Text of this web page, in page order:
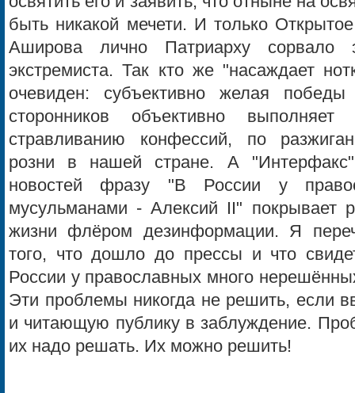
быть никакой мечети. И только
Аширова лично Патриарху сорвало
экстремиста. Так кто же "насаждает
очевиден: субъективно желая
сторонников объективно
стравливанию конфессий, по
розни в нашей стране. А
новостей фразу "В России у
мусульманами - Алексий II" покрывает
жизни флёром дезинформации. Я
того, что дошло до прессы и что
России у православных много
Эти проблемы никогда не решить, если
и читающую публику в заблуждение.
их надо решать. Их можно решить!